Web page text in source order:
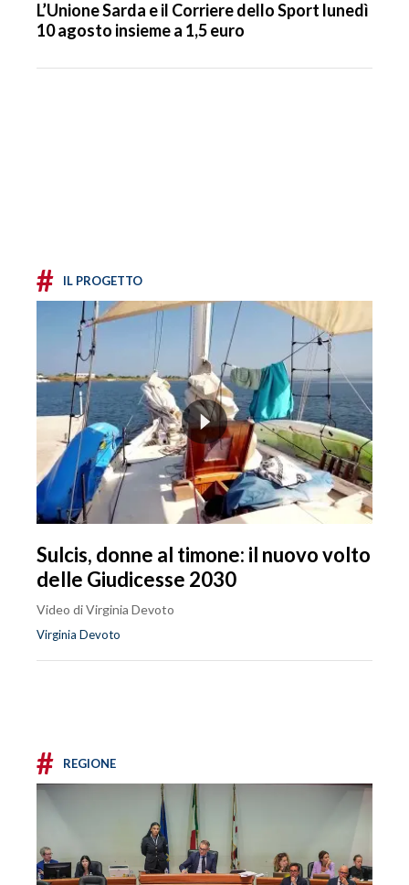
L’Unione Sarda e il Corriere dello Sport lunedì
10 agosto insieme a 1,5 euro
# IL PROGETTO
Sulcis, donne al timone: il nuovo volto
delle Giudicesse 2030
Video di Virginia Devoto
Virginia Devoto
# REGIONE